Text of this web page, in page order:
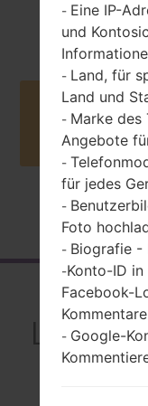
Unknown
Buy
Startseite
- Eine IP-
und
- Land, für
Land und
- Marke des
Angebote
-
für jedes
-
Foto
- Biografie -
-Konto-ID
Facebook-
- Google-